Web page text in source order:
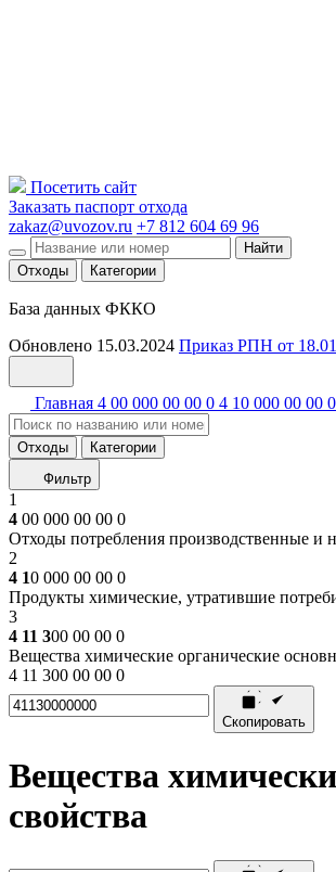
Посетить сайт
Заказать паспорт отхода
zakaz@uvozov.ru +7 812 604 69 96
Найти
Отходы
Категории
База данных ФККО
Обновлено 15.03.2024 Приказ РПН от
Главная 4 00 000 00 00 0 4 10 000 00 00 0
Отходы
Категории
Фильтр
1
4 00 000 00 00 0
Отходы потребления производственные и
2
4 10 000 00 00 0
Продукты химические, утратившие
3
4 11 300 00 00 0
Вещества химические органические
4 11 300 00 00 0
Скопировать
Вещества
свойства